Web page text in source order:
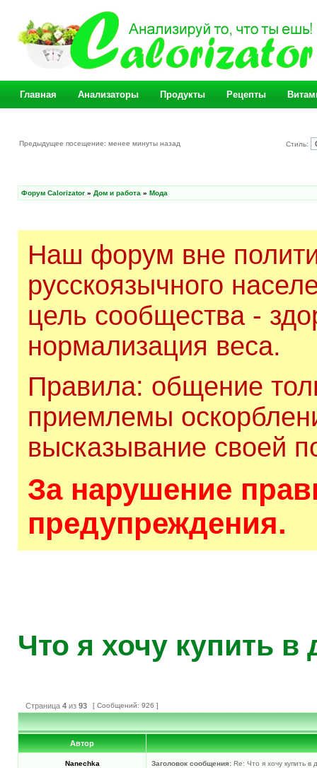
Главная Анализаторы Продукты Рецепты
Предыдущее посещение: менее минуты назад Стиль:
Форум Calorizator » Дом и работа » Мода
Наш форум вне
русскоязычного
цель сообщества -
нормализация веса.
Правила: общение
приемлемы
высказывание своей
За нарушение
предупреждения.
Что я хочу купить
Страница 4 из 93 [ Сообщений: 926 ]
Автор
Nanechka Заголовок сообщения: Re: Что я хочу купить